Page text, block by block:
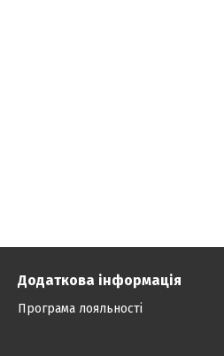
Додаткова інформація
Програма лояльності